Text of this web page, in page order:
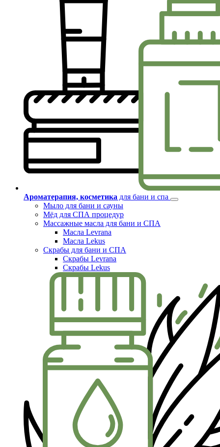
Ароматерапия, косметика для бани и спа
Мыло для бани и сауны
Мёд для СПА процедур
Массажные масла для бани и СПА
Масла Levrana
Масла Lekus
Скрабы для бани и СПА
Скрабы Levrana
Скрабы Lekus